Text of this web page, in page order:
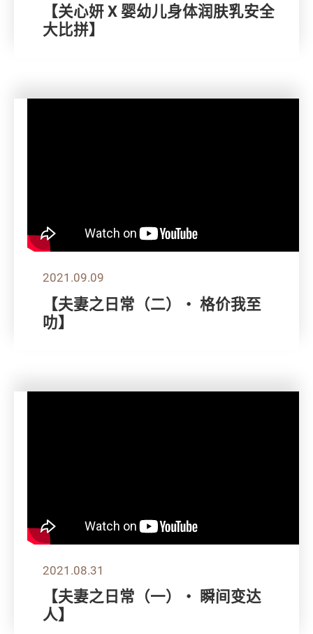
【关心妍 X 婴幼儿身体润肤乳安全
大比拼】
2021.09.09
【夫妻之日常（二）・ 格价我至
叻】
2021.08.31
【夫妻之日常（一）・ 瞬间变达
人】